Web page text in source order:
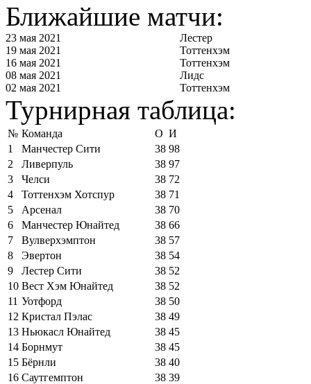
Ближайшие матчи:
23 мая 2021
Лестер
19 мая 2021
Тоттенхэм
16 мая 2021
Тоттенхэм
08 мая 2021
Лидс
02 мая 2021
Тоттенхэм
Турнирная таблица:
№ Команда О И
1
Манчестер Сити 38 98
2
Ливерпуль 38 97
3
Челси 38 72
4
Тоттенхэм Хотспур 38 71
5
Арсенал 38 70
6
Манчестер Юнайтед 38 66
7
Вулверхэмптон 38 57
8
Эвертон 38 54
9
Лестер Сити 38 52
10 Вест Хэм Юнайтед 38 52
11 Уотфорд 38 50
12 Кристал Пэлас 38 49
13 Ньюкасл Юнайтед 38 45
14 Борнмут 38 45
15 Бёрнли 38 40
16 Саутгемптон 38 39